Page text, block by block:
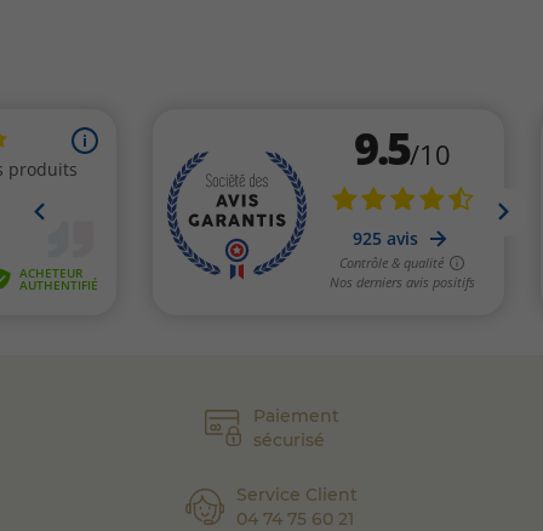
Paiement
sécurisé
Service Client
04 74 75 60 21